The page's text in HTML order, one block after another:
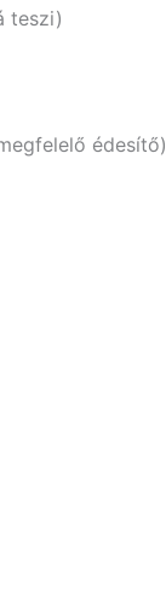
teszi)
édesítő)